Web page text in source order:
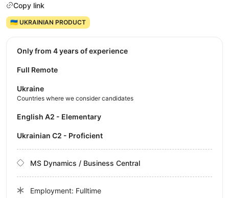
Copy link
🇺🇦 UKRAINIAN PRODUCT
Only from 4 years of experience
Full Remote
Ukraine
Countries where we consider candidates
English A2 - Elementary
Ukrainian C2 - Proficient
MS Dynamics / Business Central
Employment: Fulltime